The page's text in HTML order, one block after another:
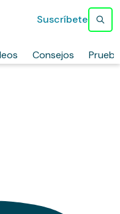
Consejos
Suscríbete